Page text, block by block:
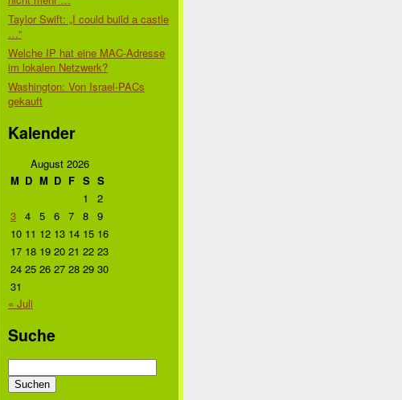
Taylor Swift: „I could build a castle
…“
Welche IP hat eine MAC-Adresse
im lokalen Netzwerk?
Washington: Von Israel-PACs
gekauft
Kalender
August 2026
M D M D F S S
1
2
3 4 5 6 7 8 9
10 11 12 13 14 15 16
17 18 19 20 21 22 23
24 25 26 27 28 29 30
31
« Juli
Suche
nach: